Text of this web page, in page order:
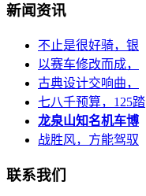
新闻资讯
不止是很好骑，银
以赛车修改而成，
古典设计交响曲，
七八千预算，125踏
龙泉山知名机车博
战胜风，方能驾驭
联系我们